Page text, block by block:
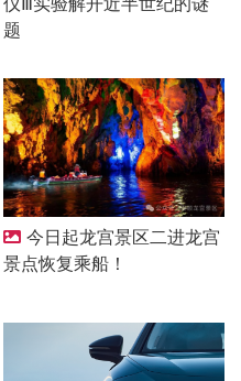
仪Ⅲ实验解开近半世纪的谜
题
今日起龙宫景区二进龙宫
景点恢复乘船！